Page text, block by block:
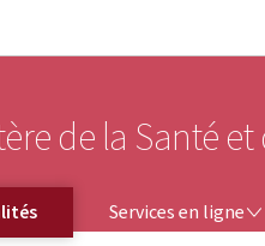
de la Santé
Services en ligne